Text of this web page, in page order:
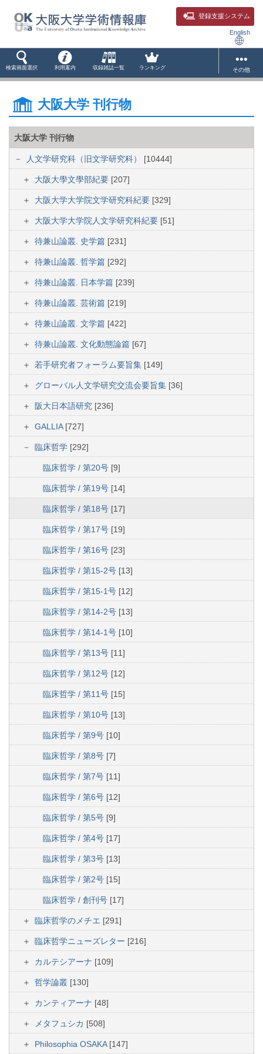
登録支援システム
English
検索画面選択 利用案内 収録雑誌一覧 ランキング その他
大阪大学 刊行物
大阪大学 刊行物
人文学研究科（旧文学研究科） [10444]
大阪大學文學部紀要 [207]
大阪大学大学院文学研究科紀要 [329]
大阪大学大学院人文学研究科紀要 [51]
待兼山論叢. 史学篇 [231]
待兼山論叢. 哲学篇 [292]
待兼山論叢. 日本学篇 [239]
待兼山論叢. 芸術篇 [219]
待兼山論叢. 文学篇 [422]
待兼山論叢. 文化動態論篇 [67]
若手研究者フォーラム要旨集 [149]
グローバル人文学研究交流会要旨集 [36]
阪大日本語研究 [236]
GALLIA [727]
臨床哲学 [292]
臨床哲学 / 第20号 [9]
臨床哲学 / 第19号 [14]
臨床哲学 / 第18号 [17]
臨床哲学 / 第17号 [19]
臨床哲学 / 第16号 [23]
臨床哲学 / 第15-2号 [13]
臨床哲学 / 第15-1号 [12]
臨床哲学 / 第14-2号 [13]
臨床哲学 / 第14-1号 [10]
臨床哲学 / 第13号 [11]
臨床哲学 / 第12号 [12]
臨床哲学 / 第11号 [15]
臨床哲学 / 第10号 [13]
臨床哲学 / 第9号 [10]
臨床哲学 / 第8号 [7]
臨床哲学 / 第7号 [11]
臨床哲学 / 第6号 [12]
臨床哲学 / 第5号 [9]
臨床哲学 / 第4号 [17]
臨床哲学 / 第3号 [13]
臨床哲学 / 第2号 [15]
臨床哲学 / 創刊号 [17]
臨床哲学のメチエ [291]
臨床哲学ニューズレター [216]
カルテシアーナ [109]
哲学論叢 [130]
カンティアーナ [48]
メタフュシカ [508]
Philosophia OSAKA [147]